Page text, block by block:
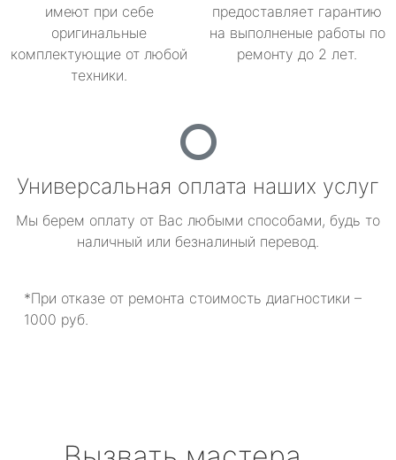
имеют при себе
оригинальные
комплектующие от любой
техники.
предоставляет гарантию
на выполненые работы по
ремонту до 2 лет.
Универсальная оплата наших услуг
Мы берем оплату от Вас любыми способами, будь то
наличный или безналиный перевод.
*При отказе от ремонта стоимость диагностики –
1000 руб.